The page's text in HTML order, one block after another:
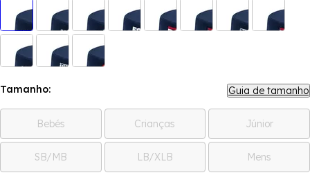
Tamanho: Guia de tamanho
Bebés Crianças Júnior
SB/MB LB/XLB Mens